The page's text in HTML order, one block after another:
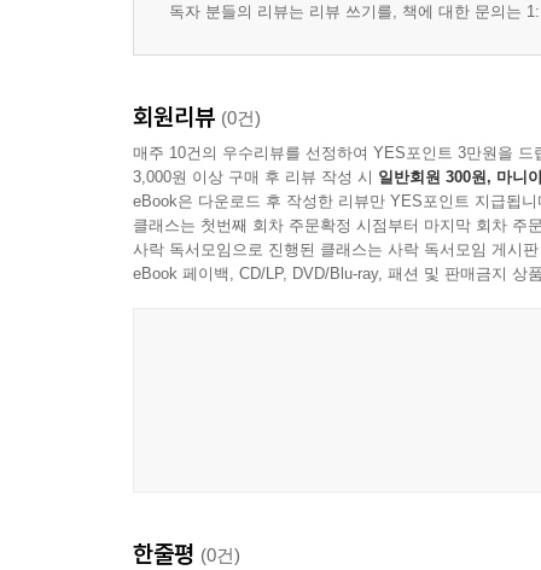
독자 분들의 리뷰는 리뷰 쓰기를, 책에 대한 문의는
회원리뷰 (0건)
매주 10건의 우수리뷰를 선정하여 YES포인트 3만원을 드
3,000원 이상 구매 후 리뷰 작성 시 일반회원 300원, 마니
eBook은 다운로드 후 작성한 리뷰만 YES포인트 지급됩니
클래스는 첫번째 회차 주문확정 시점부터 마지막 회차 주
사락 독서모임으로 진행된 클래스는 사락 독서모임 게시
eBook 페이백, CD/LP, DVD/Blu-ray, 패션 및 판매금지 상
한줄평 (0건)